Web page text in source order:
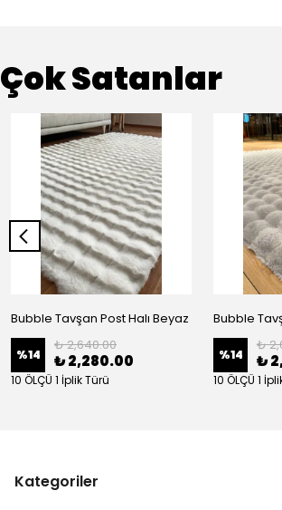
Çok Satanlar
Bubble Tavşan Post Halı Beyaz
%14
₺ 2,640.00
₺ 2,280.00
10 ÖLÇÜ 1 İplik Türü
Bubble
%14
₺
₺
10 ÖLÇÜ 1
Kategoriler